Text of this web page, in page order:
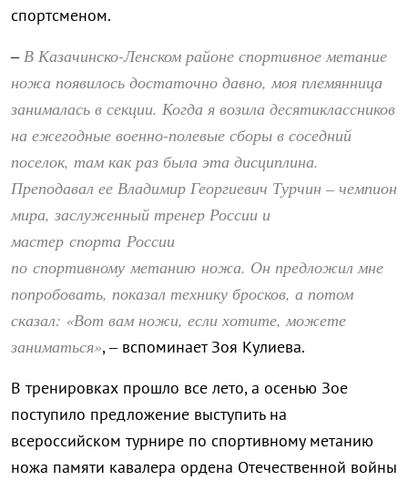
спортсменом.
–В Казачинско-Ленском районе спортивное метание
ножа появилось достаточно давно, моя племянница
занималась в секции. Когда я возила десятиклассников
на ежегодные военно-полевые сборы в соседний
поселок, там как раз была эта дисциплина.
Преподавал ее Владимир Георгиевич Турчин – чемпион
мира, заслуженный тренер России и
мастер спорта России
по спортивному метанию ножа. Он предложил мне
попробовать, показал технику бросков, а потом
сказал: «Вот вам ножи, если хотите, можете
заниматься», – вспоминает Зоя Кулиева.
В тренировках прошло все лето, а осенью Зое
поступило предложение выступить на
всероссийском турнире по спортивному метанию
ножа памяти кавалера ордена Отечественной войны